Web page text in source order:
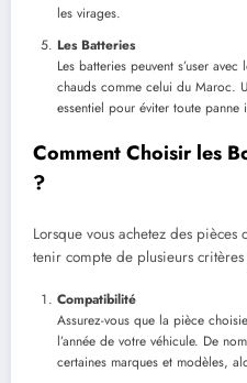
les virages.
Les Batteries
Les batteries peuvent s’user
chauds comme celui du Maroc.
essentiel pour éviter toute panne
Comment Choisir les
?
Lorsque vous achetez des
tenir compte de plusieurs
Compatibilité
Assurez-vous que la pièce
l’année de votre véhicule. De
certaines marques et modèles,